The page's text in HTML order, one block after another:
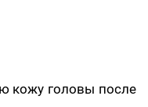
кожу головы после